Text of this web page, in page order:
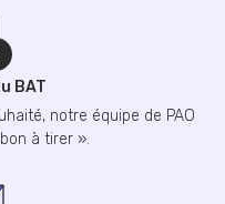
BAT
notre équipe de PAO
à tirer ».